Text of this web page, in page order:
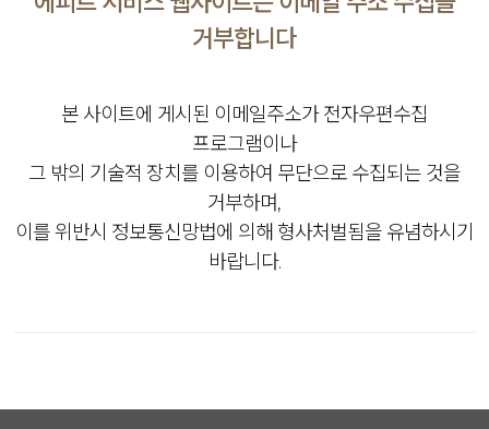
거부합니다
본 사이트에 게시된 이메일주소가 전자우편수집
프로그램이나
그 밖의 기술적 장치를 이용하여 무단으로 수집되는 것을
거부하며,
이를 위반시 정보통신망법에 의해 형사처벌됨을 유념하시기
바랍니다.